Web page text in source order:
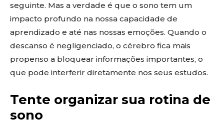
seguinte. Mas a verdade é que o sono tem um
impacto profundo na nossa capacidade de
aprendizado e até nas nossas emoções. Quando o
descanso é negligenciado, o cérebro fica mais
propenso a bloquear informações importantes, o
que pode interferir diretamente nos seus estudos.
Tente organizar sua rotina de
sono